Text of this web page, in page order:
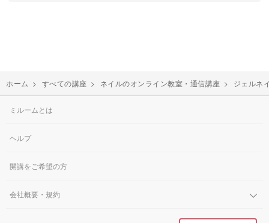
ホーム > すべての講座 > ネイルのオンライン教室・通信講座 > ジェルネ
ミルームとは
ヘルプ
開講をご希望の方
会社概要・規約